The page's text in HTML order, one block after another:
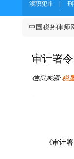
渎职犯罪
刑
中国税务律师
审计署
信息来源:税
《审计署关